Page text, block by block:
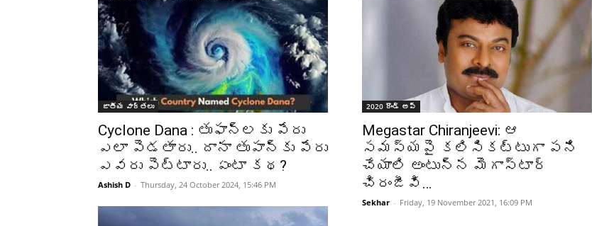
జాతీయ వార్తలు
Cyclone Dana : తుఫాన్లకు పేరు
ఎలా పెడతారు.. దానా తుపాన్‌కు పేరు
ఎవరు పెట్టారు.. ఏంటా కథ?
Ashish D - Thursday, 24 October 2024, 15:46 PM
2020 రౌండ్ అప్
Megastar Chiranjeevi: ఆ
సమస్యపై కలిసికట్టుగా పని
చేయాలి అంటున్న మెగాస్టార్
చిరంజీవి…
Sekhar - Friday, 19 November 2021, 16:09 PM